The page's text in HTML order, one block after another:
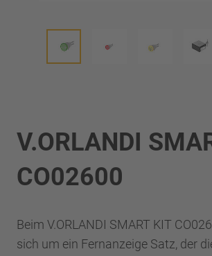
V.ORLANDI
CO02600
Beim V.ORLANDI SMART KIT
sich um ein Fernanzeige Satz, der